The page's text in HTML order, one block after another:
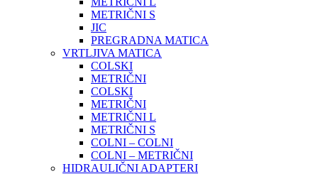
METRIČNI S
JIC
PREGRADNA MATICA
VRTLJIVA MATICA
COLSKI
METRIČNI
COLSKI
METRIČNI
METRIČNI L
METRIČNI S
COLNI – COLNI
COLNI – METRIČNI
HIDRAULIČNI ADAPTERI